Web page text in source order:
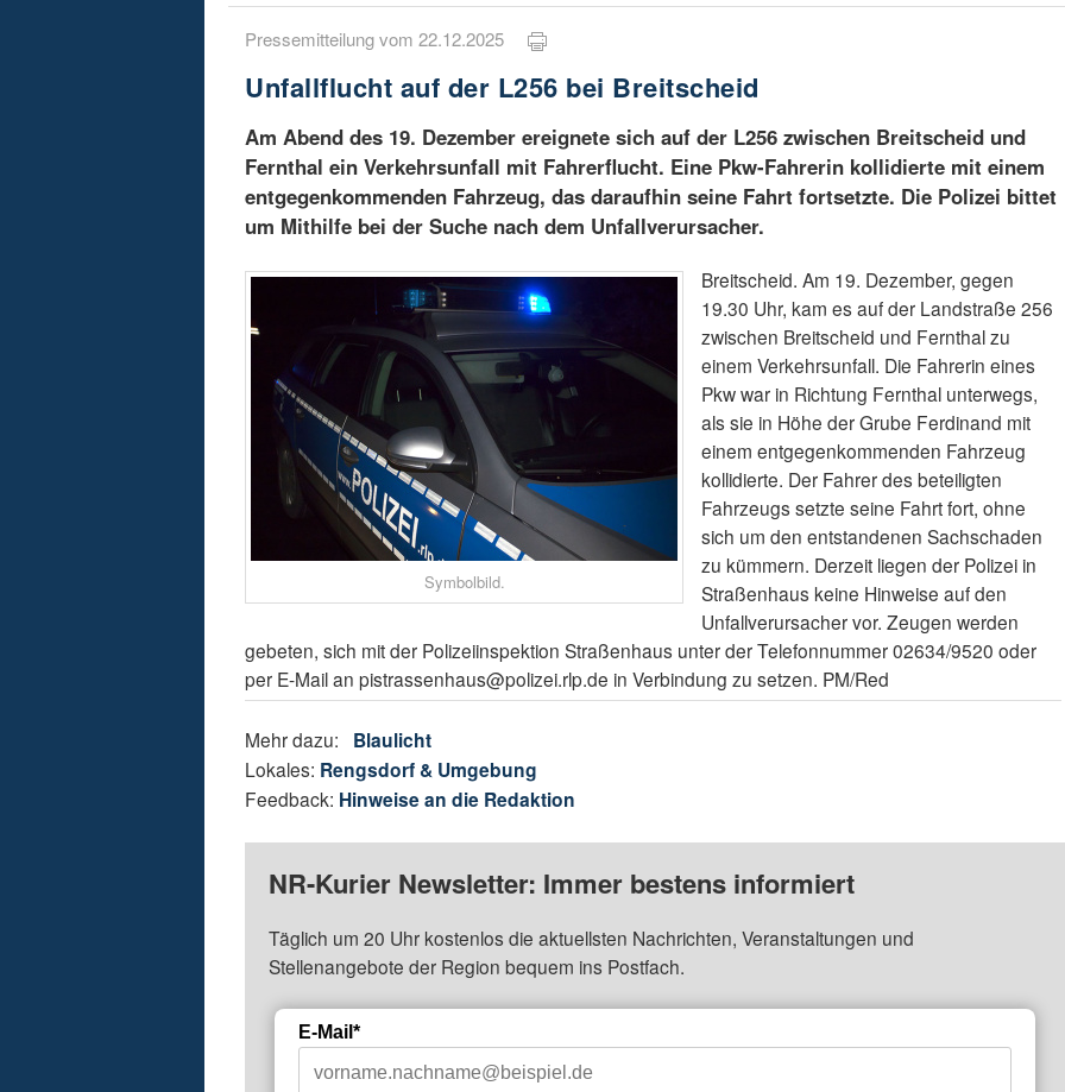
Pressemitteilung vom 22.12.2025
Unfallflucht auf der L256 bei Breitscheid
Am Abend des 19. Dezember ereignete sich auf der L256 zwischen Breitscheid und
Fernthal ein Verkehrsunfall mit Fahrerflucht. Eine Pkw-Fahrerin kollidierte mit einem
entgegenkommenden Fahrzeug, das daraufhin seine Fahrt fortsetzte. Die Polizei bittet
um Mithilfe bei der Suche nach dem Unfallverursacher.
Symbolbild.
Breitscheid. Am 19. Dezember, gegen
19.30 Uhr, kam es auf der Landstraße 256
zwischen Breitscheid und Fernthal zu
einem Verkehrsunfall. Die Fahrerin eines
Pkw war in Richtung Fernthal unterwegs,
als sie in Höhe der Grube Ferdinand mit
einem entgegenkommenden Fahrzeug
kollidierte. Der Fahrer des beteiligten
Fahrzeugs setzte seine Fahrt fort, ohne
sich um den entstandenen Sachschaden
zu kümmern. Derzeit liegen der Polizei in
Straßenhaus keine Hinweise auf den
Unfallverursacher vor. Zeugen werden
gebeten, sich mit der Polizeiinspektion Straßenhaus unter der Telefonnummer 02634/9520 oder
per E-Mail an pistrassenhaus@polizei.rlp.de in Verbindung zu setzen. PM/Red
Mehr dazu: Blaulicht
Lokales: Rengsdorf & Umgebung
Feedback: Hinweise an die Redaktion
NR-Kurier Newsletter: Immer bestens informiert
Täglich um 20 Uhr kostenlos die aktuellsten Nachrichten, Veranstaltungen und
Stellenangebote der Region bequem ins Postfach.
E-Mail*